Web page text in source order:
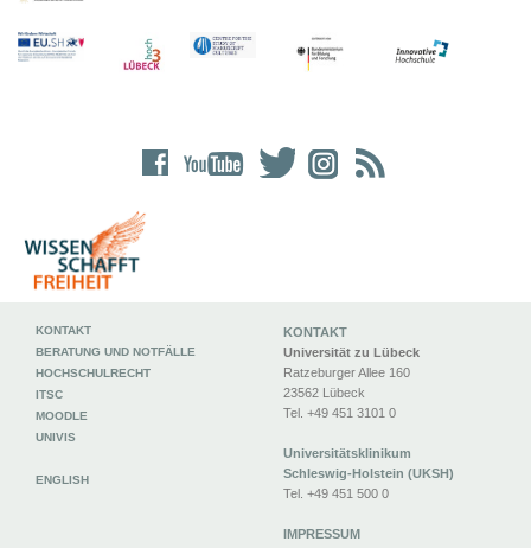
KONTAKT
Universität zu Lübeck
Ratzeburger Allee 160
23562 Lübeck
Tel. +49 451 3101 0
Universitätsklinikum
Schleswig-Holstein (UKSH)
Tel. +49 451 500 0
IMPRESSUM
KONTAKT
BERATUNG UND NOTFÄLLE
HOCHSCHULRECHT
ITSC
MOODLE
UNIVIS
ENGLISH